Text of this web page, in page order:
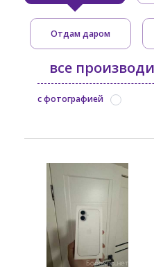
Отдам даром
все
с фотографией